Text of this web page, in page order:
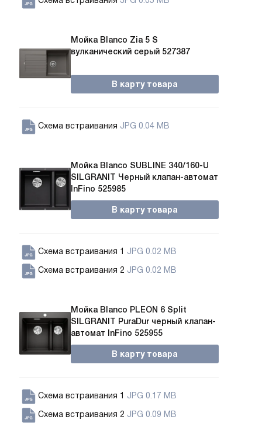
Мойка Blanco Zia 5 S
вулканический серый 527387
В карту товара
Схема встраивания JPG 0.04 MB
Мойка Blanco SUBLINE 340/160-U
SILGRANIT Черный клапан-автомат
InFino 525985
В карту товара
Схема встраивания 1 JPG 0.02 MB
Схема встраивания 2 JPG 0.02 MB
Мойка Blanco PLEON 6 Split
SILGRANIT PuraDur черный клапан-
автомат InFino 525955
В карту товара
Схема встраивания 1 JPG 0.17 MB
Схема встраивания 2 JPG 0.09 MB